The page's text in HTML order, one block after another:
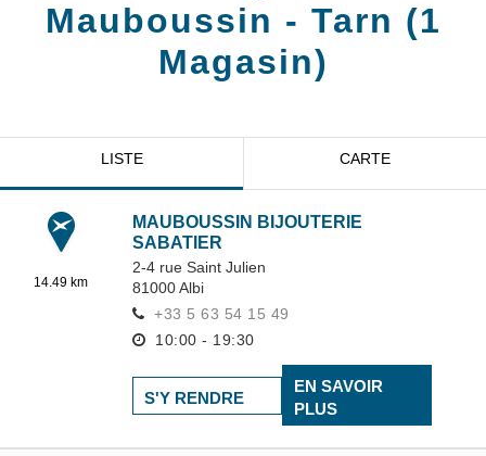
Mauboussin - Tarn (1
Magasin)
LISTE CARTE
14.49 km
MAUBOUSSIN BIJOUTERIE
SABATIER
2-4 rue Saint Julien
81000Albi
+33 5 63 54 15 49
10:00 - 19:30
EN SAVOIR
PLUS
S'Y RENDRE